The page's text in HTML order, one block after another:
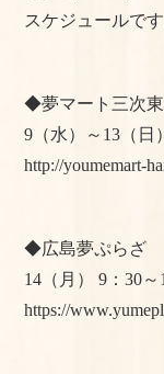
サイ
スケジュールです
◆夢マート三次
9（水）～13（日
http://youmemart-
◆広島夢ぷらざ
14（月） 9：30～
https://